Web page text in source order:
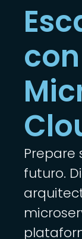
con
Prepare
futuro.